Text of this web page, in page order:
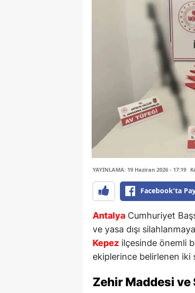
YAYINLAMA: 19 Haziran 2026 - 17:19
Facebook'ta
Antalya Cumhuriyet
ve yasa dışı
Kepez ilçesinde önemli
ekiplerince belirlenen iki
Zehir Maddesi ve